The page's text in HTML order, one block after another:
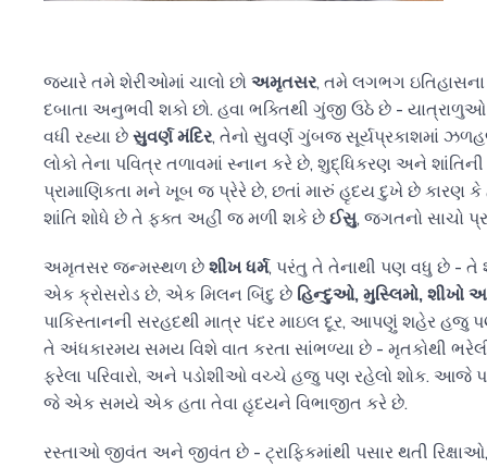
જ્યારે તમે શેરીઓમાં ચાલો છો અમૃતસર, તમે લગભગ ઇતિહાસના
દબાતા અનુભવી શકો છો. હવા ભક્તિથી ગુંજી ઉઠે છે -
વધી રહ્યા છે સુવર્ણ મંદિર, તેનો સુવર્ણ ગુંબજ સૂર્યપ્રકાશમાં
લોકો તેના પવિત્ર તળાવમાં સ્નાન કરે છે, શુદ્ધિકરણ અને શાંતિની
પ્રામાણિકતા મને ખૂબ જ પ્રેરે છે, છતાં મારું હૃદય દુખે છે
શાંતિ શોધે છે તે ફક્ત અહીં જ મળી શકે છે ઈસુ, જગતનો સાચો
અમૃતસર જન્મસ્થળ છે શીખ ધર્મ, પરંતુ તે તેનાથી પણ વધુ છે - તે
એક ક્રોસરોડ છે, એક મિલન બિંદુ છે હિન્દુઓ, મુસ્લિમો, શીખો
પાકિસ્તાનની સરહદથી માત્ર પંદર માઇલ દૂર, આપણું શહેર હજુ
તે અંધકારમય સમય વિશે વાત કરતા સાંભળ્યા છે - મૃતકોથી
ફરેલા પરિવારો, અને પડોશીઓ વચ્ચે હજુ પણ રહેલો શોક. આજે
જે એક સમયે એક હતા તેવા હૃદયને વિભાજીત કરે છે.
રસ્તાઓ જીવંત અને જીવંત છે - ટ્રાફિકમાંથી પસાર થતી